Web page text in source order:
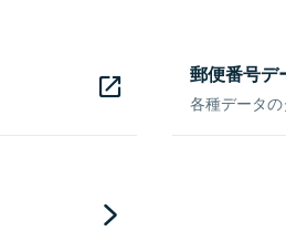
郵便番号デ
各種データ